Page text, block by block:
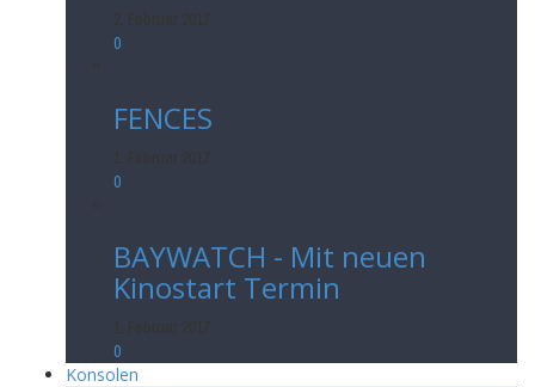
0
FENCES
0
BAYWATCH - Mit neuen
Kinostart Termin
0
Konsolen